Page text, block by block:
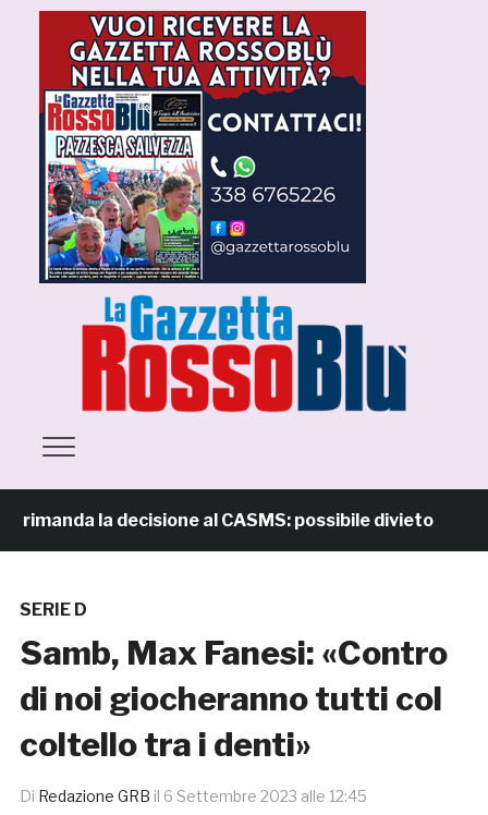
la decisione al CASMS: possibile divieto
SERIE D
Samb, Max Fanesi: «Contro
di noi giocheranno tutti col
coltello tra i denti»
Di Redazione GRB il 6 Settembre 2023 alle 12:45